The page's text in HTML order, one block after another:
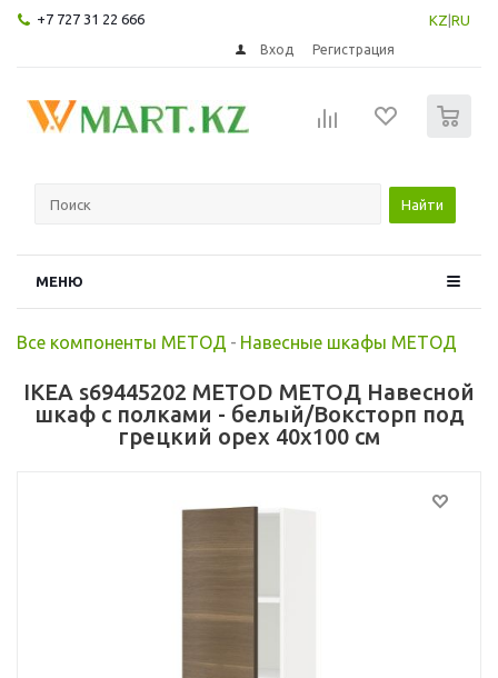
+7 727 31 22 666 KZ RU
Вход Регистрация
Найти
МЕНЮ
Все компоненты МЕТОД - Навесные шкафы МЕТОД
IKEA s69445202 METOD МЕТОД Навесной
шкаф с полками - белый/Воксторп под
грецкий орех 40x100 см